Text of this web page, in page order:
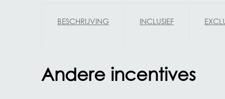
BESCHRIJVING INCLUSIEF
Andere incentives